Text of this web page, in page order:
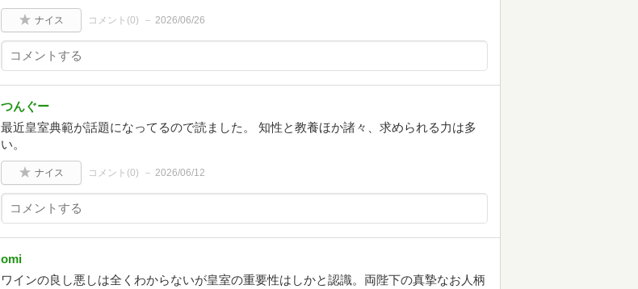
ナイス コメント(0) 2026/06/26
つんぐー
最近皇室典範が話題になってるので読ました。 知性と教養ほか諸々、求められる力は多
い。
ナイス コメント(0) 2026/06/12
omi
ワインの良し悪しは全くわからないが皇室の重要性はしかと認識。両陛下の真摯なお人柄